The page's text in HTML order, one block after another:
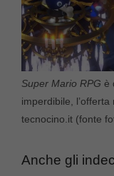
Super Mario RPG è
imperdibile,
tecnocino.it (fonte
Anche gli